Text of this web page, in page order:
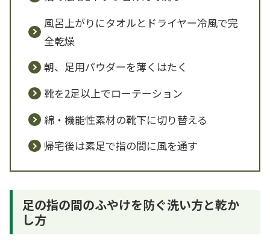
風呂上がりにタオルとドライヤー冷風で完
全乾燥
朝、足用パウダーを薄くはたく
靴を2足以上でローテーション
綿・機能性素材の靴下に切り替える
帰宅後は素足で指の間に風を通す
足の指の間のふやけを防ぐ洗い方と乾か
し方